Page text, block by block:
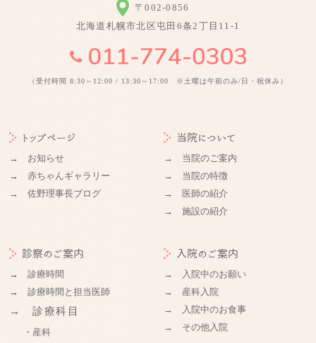
〒002-0856
北海道札幌市北区屯田6条2丁目11-1
（受付時間 8:30～12:00 / 13:30～17:00 ※土曜は午前のみ/日・祝休み）
トップページ
→ お知らせ
→ 赤ちゃんギャラリー
→ 佐野理事長ブログ
当院について
→ 当院のご案内
→ 当院の特徴
→ 医師の紹介
→ 施設の紹介
診察のご案内
→ 診療時間
→ 診療時間と担当医師
→ 診療科目
・産科
入院のご案内
→ 入院中のお願い
→ 産科入院
→ 入院中のお食事
→ その他入院